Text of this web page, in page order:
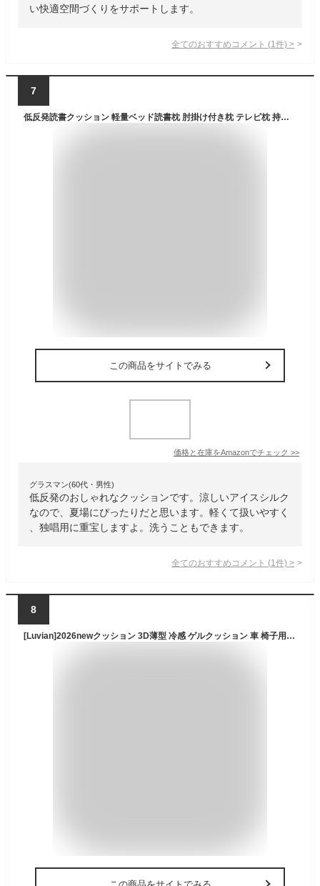
い快適空間づくりをサポートします。
全てのおすすめコメント (1 件) >
7
低反発読書クッション 軽量ベッド読書枕 肘掛け付き枕 テレビ枕 持ち運びが簡単 カバー洗える ソファ用クッション グレー 夏用涼しいアイスシルク
この商品をサイトでみる
価格と在庫をAmazonでチェック >>
グラスマン(60代・男性)
低反発のおしゃれなクッションです。涼しいアイスシルク
なので、夏場にぴったりだと思います。軽くて扱いやすく
、独唱用に重宝しますよ。洗うこともできます。
全てのおすすめコメント (1 件) >
8
[Luvian]2026newクッション 3D薄型 冷感 ゲルクッション 車 椅子用 冷感座布団 蒸れない 座布団（アイスシルク/ハニカム構造/体圧分散)ジェルクッション ひんやり シート 通気性 涼しい 無重力 滑り止め 洗える 持ち運び 夏用